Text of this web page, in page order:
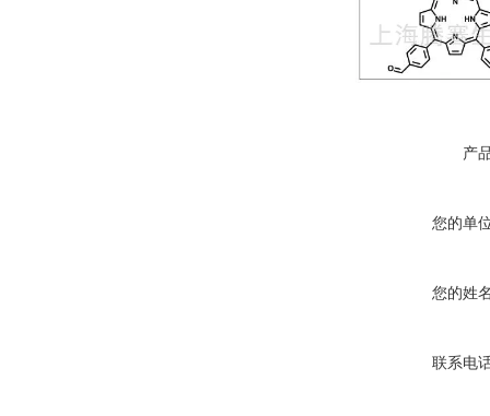
产
您的单
您的姓
联系电